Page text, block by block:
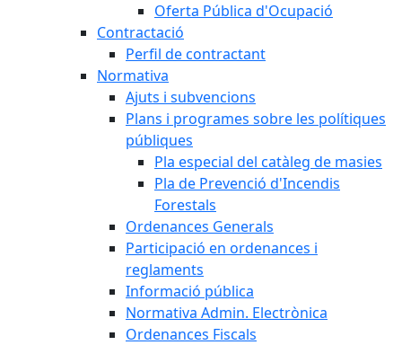
Oferta Pública d'Ocupació
Contractació
Perfil de contractant
Normativa
Ajuts i subvencions
Plans i programes sobre les polítiques
públiques
Pla especial del catàleg de masies
Pla de Prevenció d'Incendis
Forestals
Ordenances Generals
Participació en ordenances i
reglaments
Informació pública
Normativa Admin. Electrònica
Ordenances Fiscals